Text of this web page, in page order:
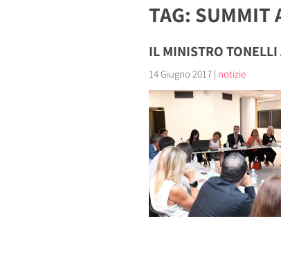
TAG: SUMMIT
IL MINISTRO
14 Giugno 2017 | notizie